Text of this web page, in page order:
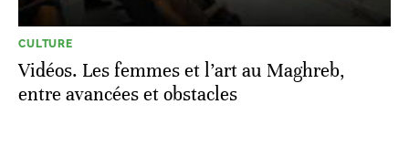
CULTURE
Vidéos. Les femmes et l’art au Maghreb,
entre avancées et obstacles